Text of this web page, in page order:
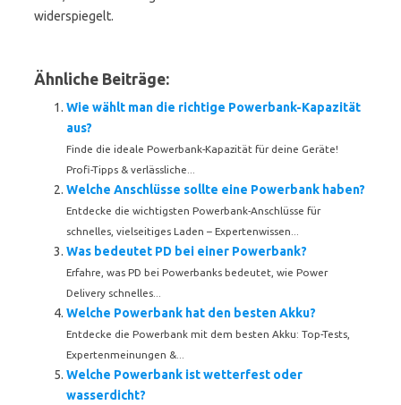
widerspiegelt.
Ähnliche Beiträge:
Wie wählt man die richtige Powerbank-Kapazität
aus?
Finde die ideale Powerbank-Kapazität für deine Geräte!
Profi-Tipps & verlässliche...
Welche Anschlüsse sollte eine Powerbank haben?
Entdecke die wichtigsten Powerbank-Anschlüsse für
schnelles, vielseitiges Laden – Expertenwissen...
Was bedeutet PD bei einer Powerbank?
Erfahre, was PD bei Powerbanks bedeutet, wie Power
Delivery schnelles...
Welche Powerbank hat den besten Akku?
Entdecke die Powerbank mit dem besten Akku: Top-Tests,
Expertenmeinungen &...
Welche Powerbank ist wetterfest oder
wasserdicht?